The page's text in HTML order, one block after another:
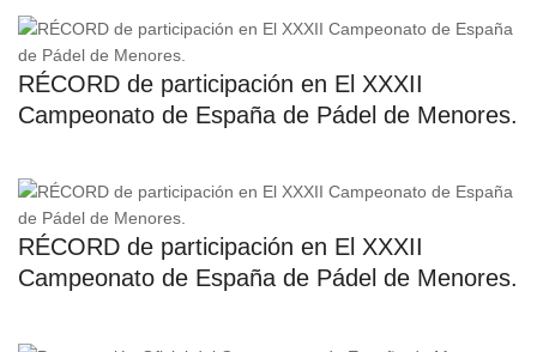
RÉCORD de participación en El XXXII
Campeonato de España de Pádel de Menores.
RÉCORD de participación en El XXXII
Campeonato de España de Pádel de Menores.